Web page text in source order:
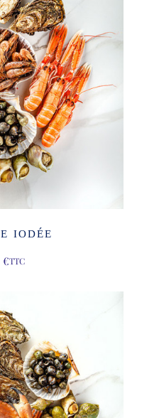
IODÉE
€TTC